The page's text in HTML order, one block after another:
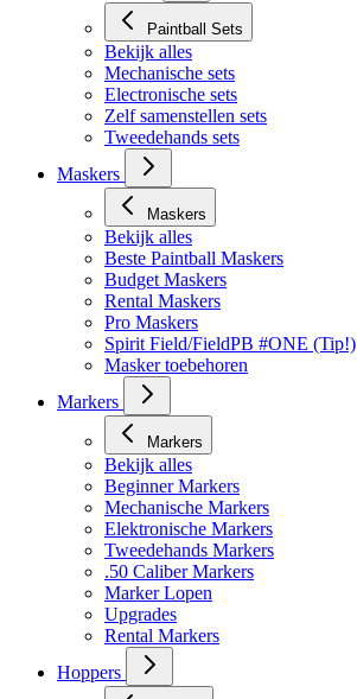
Paintball Sets
Bekijk alles
Mechanische sets
Electronische sets
Zelf samenstellen sets
Tweedehands sets
Maskers
Maskers
Bekijk alles
Beste Paintball Maskers
Budget Maskers
Rental Maskers
Pro Maskers
Spirit Field/FieldPB #ONE (Tip!)
Masker toebehoren
Markers
Markers
Bekijk alles
Beginner Markers
Mechanische Markers
Elektronische Markers
Tweedehands Markers
.50 Caliber Markers
Marker Lopen
Upgrades
Rental Markers
Hoppers